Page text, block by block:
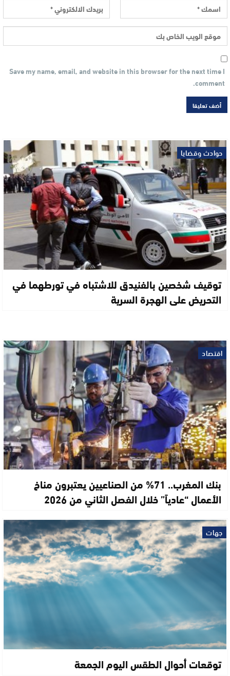
Save my name, email, and website in this browser for the next time I
comment.
حوادث وقضايا
توقيف شخصين بالفنيدق للاشتباه في تورطهما في
التحريض على الهجرة السرية
اقتصاد
بنك المغرب.. 71% من الصناعيين يعتبرون مناخ
الأعمال “عادياً” خلال الفصل الثاني من 2026
جهات
توقعات أحوال الطقس اليوم الجمعة